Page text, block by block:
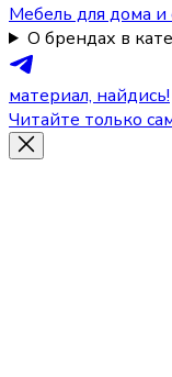
Мебель для дома
О брендах в
материал, найдись!
Читайте только